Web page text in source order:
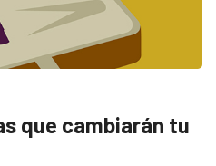
que cambiarán tu